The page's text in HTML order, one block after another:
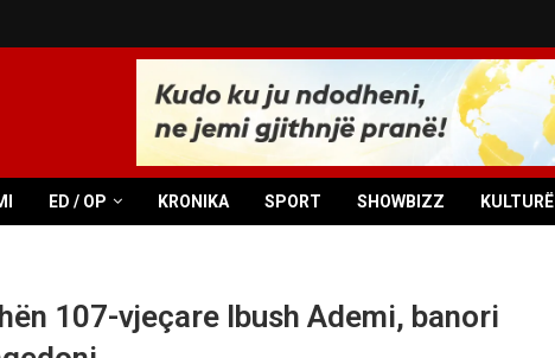
ED / OP KRONIKA SPORT SHOWBIZZ KULTURË
107-vjeçare Ibush Ademi, banori